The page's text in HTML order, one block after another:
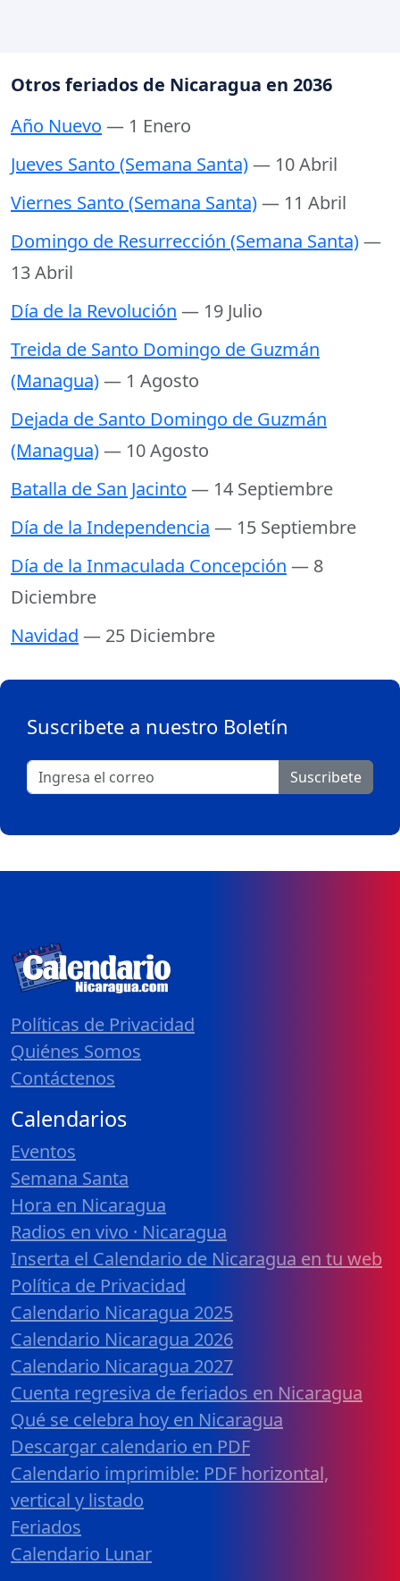
Otros feriados de Nicaragua en 2036
Año Nuevo — 1 Enero
Jueves Santo (Semana Santa)— 10 Abril
Viernes Santo (Semana Santa)— 11 Abril
Domingo de Resurrección (Semana Santa)—
13 Abril
Día de la Revolución — 19 Julio
Treida de Santo Domingo de Guzmán
(Managua)— 1 Agosto
Dejada de Santo Domingo de Guzmán
(Managua)— 10 Agosto
Batalla de San Jacinto — 14 Septiembre
Día de la Independencia — 15 Septiembre
Día de la Inmaculada Concepción — 8
Diciembre
Navidad — 25 Diciembre
Suscribete a nuestro Boletín
Suscribete
Políticas de Privacidad
Quiénes Somos
Contáctenos
Calendarios
Eventos
Semana Santa
Hora en Nicaragua
Radios en vivo · Nicaragua
Inserta el Calendario de Nicaragua en tu web
Política de Privacidad
Calendario Nicaragua 2025
Calendario Nicaragua 2026
Calendario Nicaragua 2027
Cuenta regresiva de feriados en Nicaragua
Qué se celebra hoy en Nicaragua
Descargar calendario en PDF
Calendario imprimible: PDF horizontal,
vertical y listado
Feriados
Calendario Lunar